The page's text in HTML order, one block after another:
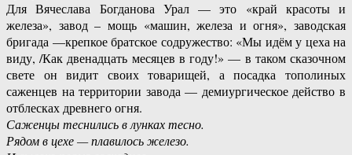
Для Вячеслава Богданова Урал — это «край красоты и
железа», завод – мощь «машин, железа и огня», заводская
бригада —крепкое братское содружество: «Мы идём у цеха на
виду, /Как двенадцать месяцев в году!» — в таком сказочном
свете он видит своих товарищей, а посадка тополиных
саженцев на территории завода — демиургическое действо в
отблесках древнего огня.
Саженцы теснились в лунках тесно.
Рядом в цехе — плавилось железо.